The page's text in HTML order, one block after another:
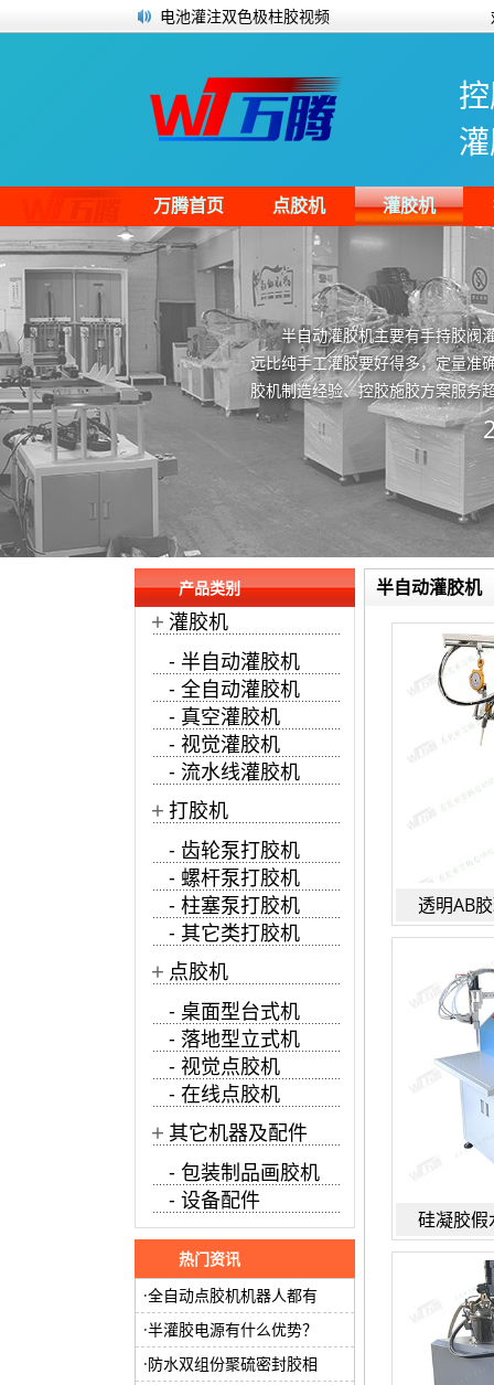
电池灌注双色极柱胶视频
2022年全球及中国LED封装市场规模预测分
简单了解点胶设备上面的点胶阀
视觉点胶机原理
新能源汽车电池FPC主要功能特点及用胶浅
一文了解导热凝胶及导热硅凝胶的应用领
万腾首页 点胶机 灌胶机
半自动灌胶机主要有手持胶阀
远比纯手工灌胶要好得多，定量准
胶机制造经验、控胶施胶方案服务
半自动灌胶机
透明AB
硅凝胶假
产品类别
+ 灌胶机
- 半自动灌胶机
- 全自动灌胶机
- 真空灌胶机
- 视觉灌胶机
- 流水线灌胶机
+ 打胶机
- 齿轮泵打胶机
- 螺杆泵打胶机
- 柱塞泵打胶机
- 其它类打胶机
+ 点胶机
- 桌面型台式机
- 落地型立式机
- 视觉点胶机
- 在线点胶机
+ 其它机器及配件
- 包装制品画胶机
- 设备配件
热门资讯
全自动点胶机机器人都有
半灌胶电源有什么优势？
防水双组份聚硫密封胶相